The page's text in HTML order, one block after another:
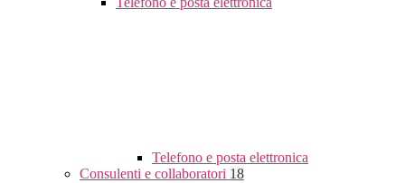
Telefono e posta elettronica
Consulenti e collaboratori 18